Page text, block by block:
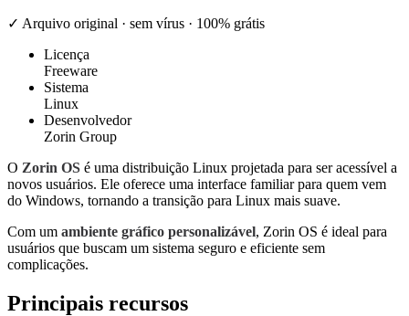
✓ Arquivo original · sem vírus · 100% grátis
Licença
Freeware
Sistema
Linux
Desenvolvedor
Zorin Group
O Zorin OS é uma distribuição Linux projetada para ser acessível a
novos usuários. Ele oferece uma interface familiar para quem vem
do Windows, tornando a transição para Linux mais suave.
Com um ambiente gráfico personalizável, Zorin OS é ideal para
usuários que buscam um sistema seguro e eficiente sem
complicações.
Principais recursos